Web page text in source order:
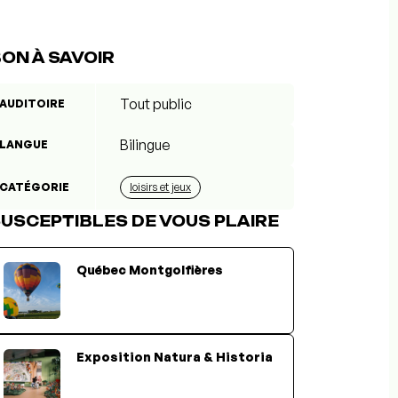
À SAVOIR
AUDITOIRE Tout public
LANGUE Bilingue
CATÉGORIE loisirs et jeux
DE VOUS PLAIRE
Québec Montgolfières
Exposition Natura & Historia